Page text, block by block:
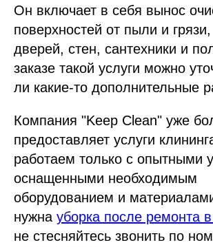
Он включает в себя вынос
поверхностей от пыли и
дверей, стен, сантехники и
заказе такой услуги можно
ли какие-то дополнительные
Компания "Keep Clean" уже
предоставляет услуги
работаем только с опытными
оснащенными необходимым
оборудованием и
нужна уборка после ремонта
не стесняйтесь звонить по